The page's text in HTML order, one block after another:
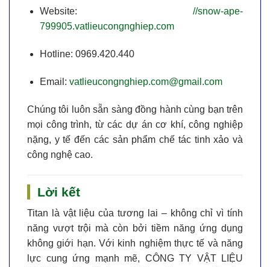
Website:
//snow-ape-
799905.vatlieucongnghiep.com
Hotline: 0969.420.440
Email: vatlieucongnghiep.com@gmail.com
Chúng tôi luôn sẵn sàng đồng hành cùng bạn trên
mọi công trình, từ các dự án cơ khí, công nghiệp
nặng, y tế đến các sản phẩm chế tác tinh xảo và
công nghệ cao.
Lời kết
Titan là vật liệu của tương lai – không chỉ vì tính
năng vượt trội mà còn bởi tiềm năng ứng dụng
không giới hạn. Với kinh nghiệm thực tế và năng
lực cung ứng mạnh mẽ, CÔNG TY VẬT LIỆU